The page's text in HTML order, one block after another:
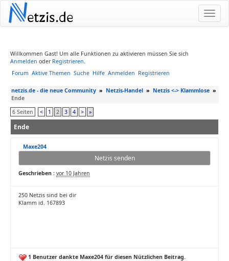
Netzis.de
Willkommen Gast! Um alle Funktionen zu aktivieren müssen Sie sich
Anmelden oder Registrieren.
Forum Aktive Themen Suche Hilfe Anmelden Registrieren
netzis.de - die neue Community » Netzis-Handel » Netzis <-> Klammlose »
Ende
6 Seiten
< 1 2 3 4 > »
Ende
Maxe204
Netzis senden
Geschrieben : vor 10 Jahren
250 Netzis sind bei dir
Klamm id. 167893
1 Benutzer dankte Maxe204 für diesen Nützlichen Beitrag.